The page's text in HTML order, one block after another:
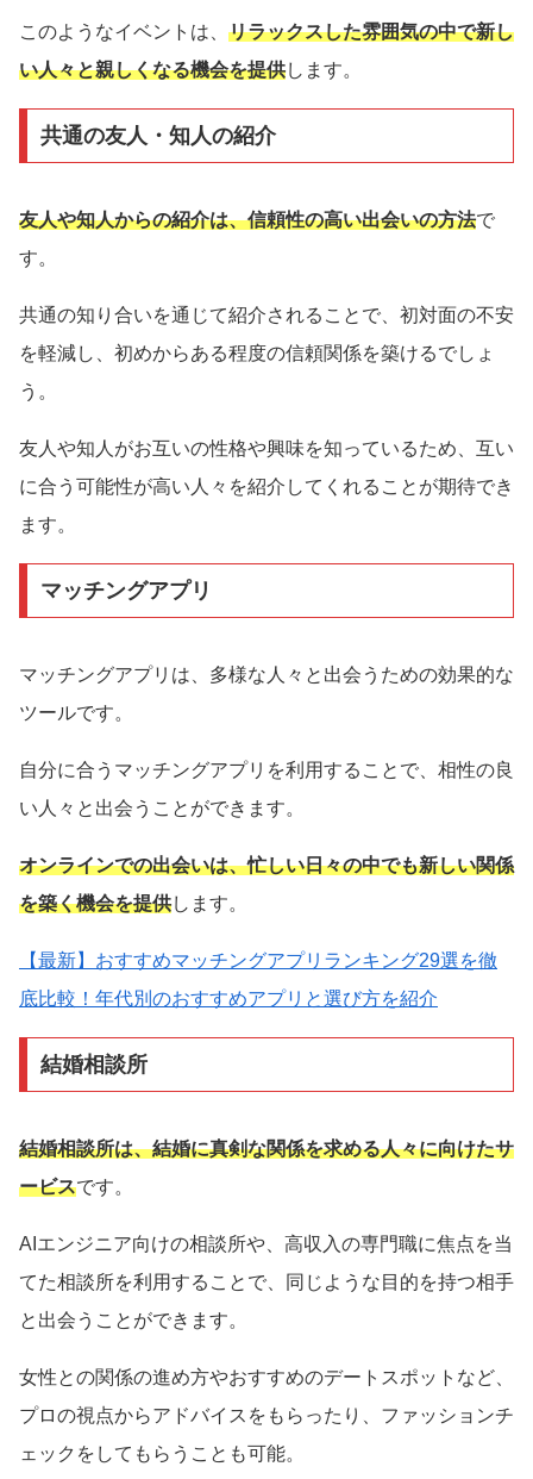
このようなイベントは、 リラックスした雰囲気の中で新し
い人々と親しくなる機会を提供します。
共通の友人・知人の紹介
友人や知人からの紹介は、信頼性の高い出会いの方法で
す。
共通の知り合いを通じて紹介されることで、初対面の不安
を軽減し、初めからある程度の信頼関係を築けるでしょ
う。
友人や知人がお互いの性格や興味を知っているため、互い
に合う可能性が高い人々を紹介してくれることが期待でき
ます。
マッチングアプリ
マッチングアプリは、多様な人々と出会うための効果的な
ツールです。
自分に合うマッチングアプリを利用することで、相性の良
い人々と出会うことができます。
オンラインでの出会いは、忙しい日々の中でも新しい関係
を築く機会を提供します。
【最新】おすすめマッチングアプリランキング29選を徹
底比較！年代別のおすすめアプリと選び方を紹介
結婚相談所
結婚相談所は、結婚に真剣な関係を求める人々に向けたサ
ービスです。
AIエンジニア向けの相談所や、高収入の専門職に焦点を当
てた相談所を利用することで、同じような目的を持つ相手
と出会うことができます。
女性との関係の進め方やおすすめのデートスポットなど、
プロの視点からアドバイスをもらったり、ファッションチ
ェックをしてもらうことも可能。